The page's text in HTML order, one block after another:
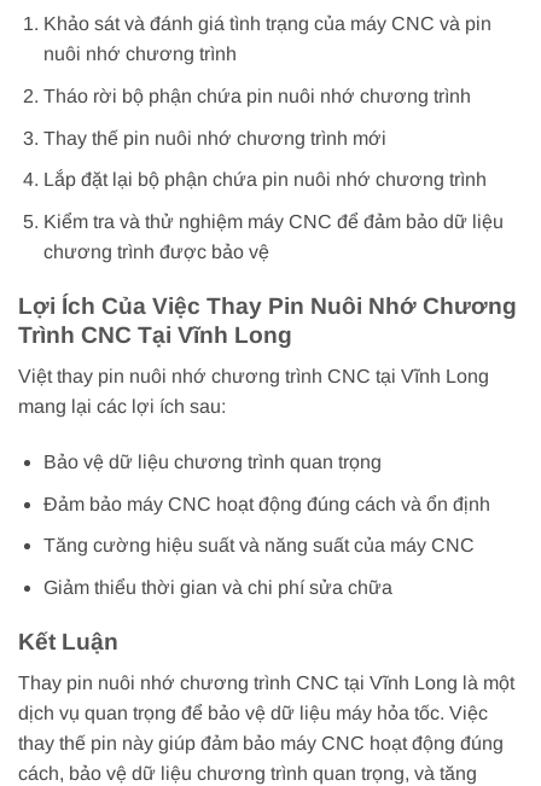
Khảo sát và đánh giá tình trạng của máy CNC và pin
nuôi nhớ chương trình
Tháo rời bộ phận chứa pin nuôi nhớ chương trình
Thay thế pin nuôi nhớ chương trình mới
Lắp đặt lại bộ phận chứa pin nuôi nhớ chương trình
Kiểm tra và thử nghiệm máy CNC để đảm bảo dữ liệu
chương trình được bảo vệ
Lợi Ích Của Việc Thay Pin Nuôi Nhớ Chương
Trình CNC Tại Vĩnh Long
Việt thay pin nuôi nhớ chương trình CNC tại Vĩnh Long
mang lại các lợi ích sau:
Bảo vệ dữ liệu chương trình quan trọng
Đảm bảo máy CNC hoạt động đúng cách và ổn định
Tăng cường hiệu suất và năng suất của máy CNC
Giảm thiểu thời gian và chi phí sửa chữa
Kết Luận
Thay pin nuôi nhớ chương trình CNC tại Vĩnh Long là một
dịch vụ quan trọng để bảo vệ dữ liệu máy hỏa tốc. Việc
thay thế pin này giúp đảm bảo máy CNC hoạt động đúng
cách, bảo vệ dữ liệu chương trình quan trọng, và tăng